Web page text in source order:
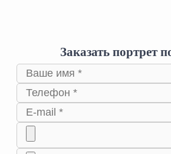
Заказать портрет